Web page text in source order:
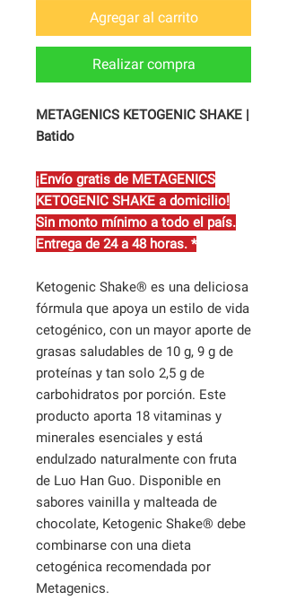
Agregar al carrito
Realizar compra
METAGENICS KETOGENIC SHAKE |
Batido
¡Envío gratis de METAGENICS
KETOGENIC SHAKE a domicilio!
Sin monto mínimo a todo el país.
Entrega de 24 a 48 horas. *
Ketogenic Shake® es una deliciosa
fórmula que apoya un estilo de vida
cetogénico, con un mayor aporte de
grasas saludables de 10 g, 9 g de
proteínas y tan solo 2,5 g de
carbohidratos por porción. Este
producto aporta 18 vitaminas y
minerales esenciales y está
endulzado naturalmente con fruta
de Luo Han Guo. Disponible en
sabores vainilla y malteada de
chocolate, Ketogenic Shake® debe
combinarse con una dieta
cetogénica recomendada por
Metagenics.